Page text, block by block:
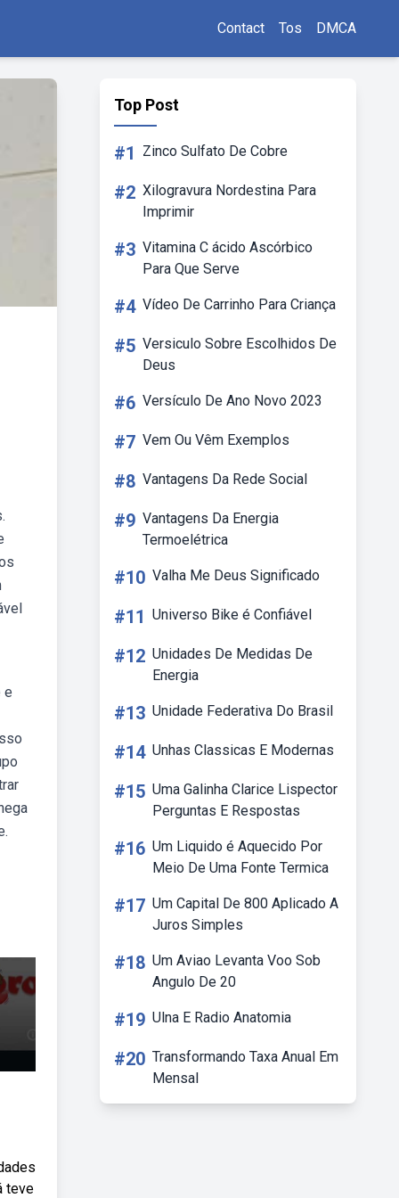
Contact Tos DMCA
e
teve
Top Post
#1 Zinco Sulfato De Cobre
#2 Xilogravura Nordestina Para
Imprimir
#3 Vitamina C ácido Ascórbico
Para Que Serve
#4 Vídeo De Carrinho Para Criança
#5 Versiculo Sobre Escolhidos De
Deus
#6 Versículo De Ano Novo 2023
#7 Vem Ou Vêm Exemplos
#8 Vantagens Da Rede Social
#9 Vantagens Da Energia
Termoelétrica
#10 Valha Me Deus Significado
#11 Universo Bike é Confiável
#12 Unidades De Medidas De
Energia
#13 Unidade Federativa Do Brasil
#14 Unhas Classicas E Modernas
#15 Uma Galinha Clarice Lispector
Perguntas E Respostas
#16 Um Liquido é Aquecido Por
Meio De Uma Fonte Termica
#17 Um Capital De 800 Aplicado A
Juros Simples
#18 Um Aviao Levanta Voo Sob
Angulo De 20
#19 Ulna E Radio Anatomia
#20 Transformando Taxa Anual Em
Mensal